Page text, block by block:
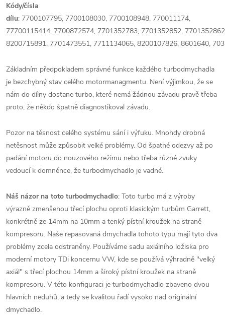
Kódy/čísla
dílu: 7700107795, 7700108030, 7700108948, 770011174,
77700115414, 7700872574, 7701352783, 7701352852,
8200715891, 7701473551, 7711134065, 8200107826, 8601640,
Základním předpokladem správné funkce každého turbodmychadla
je bezchybný stav celého motormanagmentu. Není výjimkou, že se
nám do dílny dostane turbo, které nemá žádnou závadu pravě třeba
proto, že někdo špatně diagnostikoval závadu.
Pozor na těsnost celého systému sání i výfuku. Mnohdy drobná
netěsnost může způsobit velké problémy. Od špatné odezvy až po
padání motoru do nouzového režimu nebo třeba různé zvuky
vedoucí k domněnce, že turbodmychadlo je vadné.
Náš názor na toto turbodmychadlo: Toto turbo má z výroby
výrazně zmenšenou třecí plochu oproti klasickým turbům Garrett,
konkrétně ze 14mm na 10mm a tenký pístní kroužek na straně
kompresoru. Naše repasovaná dmychadla tohoto typu mají tyto dva
problémy zcela odstraněny. Používáme sadu axiálního ložiska pro
moderní motory TDi koncernu VW, kde se používá výhradně "velký
axiál" s třecí plochou 14mm a široký pístní kroužek na straně
kompresoru. V této konfiguraci je turbodmychadlo zbaveno dvou
hlavních neduhů, a tedy se kvalitou řadí vysoko nad originální
dmychadlo.